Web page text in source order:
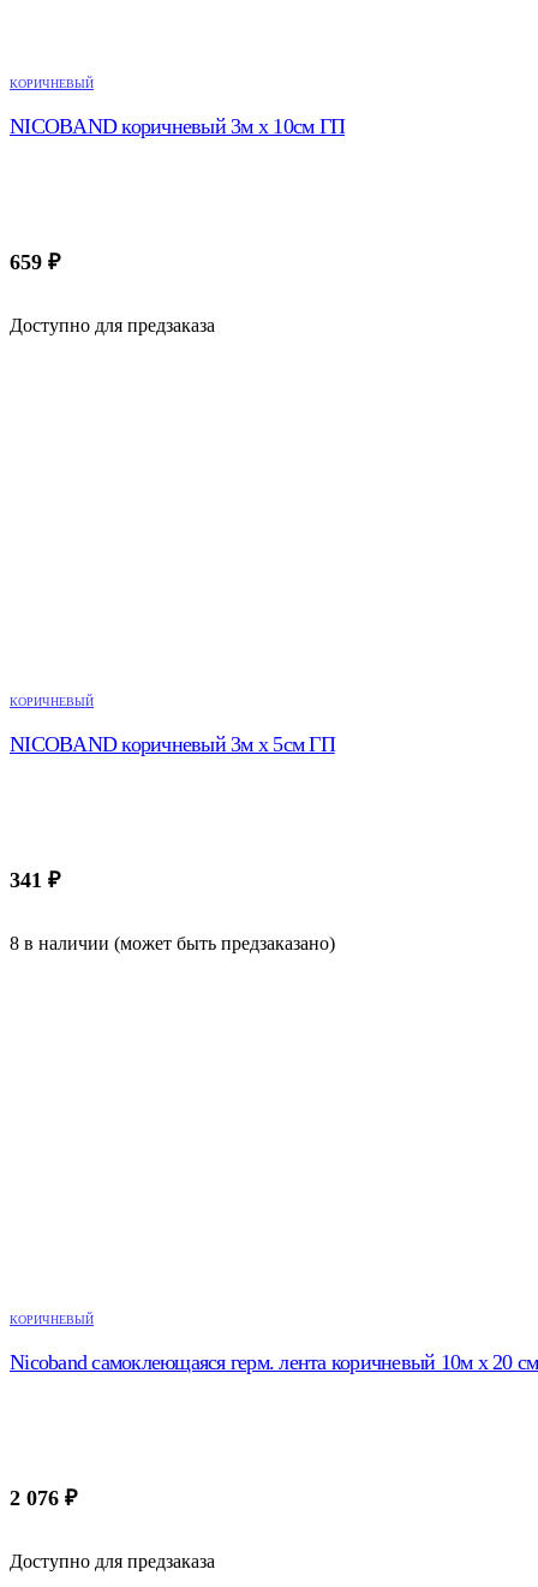
КОРИЧНЕВЫЙ
NICOBAND коричневый 3м х 10см ГП
659 ₽
Доступно для предзаказа
КОРИЧНЕВЫЙ
NICOBAND коричневый 3м х 5см ГП
341 ₽
8 в наличии (может быть предзаказано)
КОРИЧНЕВЫЙ
Nicoband самоклеющаяся герм. лента коричневый 10м х 20 см
2 076 ₽
Доступно для предзаказа